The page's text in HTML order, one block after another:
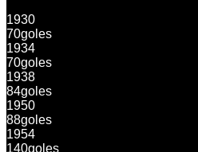
1930
70goles
1934
70goles
1938
84goles
1950
88goles
1954
140goles